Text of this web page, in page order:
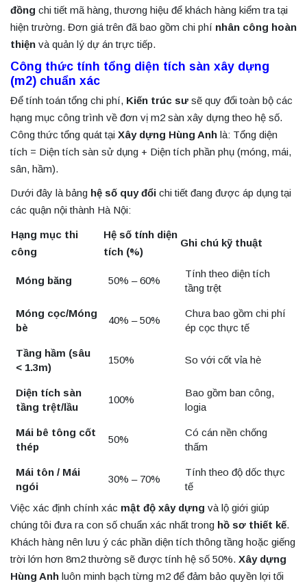
đồng chi tiết mã hàng, thương hiệu để khách hàng kiểm tra tại
hiện trường. Đơn giá trên đã bao gồm chi phí nhân công hoàn
thiện và quản lý dự án trực tiếp.
Công thức tính tổng diện tích sàn xây dựng
(m2) chuẩn xác
Để tính toán tổng chi phí, Kiến trúc sư sẽ quy đổi toàn bộ các
hạng mục công trình về đơn vị m2 sàn xây dựng theo hệ số.
Công thức tổng quát tại Xây dựng Hùng Anh là: Tổng diện
tích = Diện tích sàn sử dụng + Diện tích phần phụ (móng, mái,
sân, hầm).
Dưới đây là bảng hệ số quy đổi chi tiết đang được áp dụng tại
các quận nội thành Hà Nội:
Hạng mục thi
công
Hệ số tính diện
tích (%)
Ghi chú kỹ thuật
Móng băng 50% – 60%
Tính theo diện tích
tầng trệt
Móng cọc/Móng
bè
40% – 50%
Chưa bao gồm chi phí
ép cọc thực tế
Tầng hầm (sâu
< 1.3m)
150% So với cốt vỉa hè
Diện tích sàn
tầng trệt/lầu
100%
Bao gồm ban công,
logia
Mái bê tông cốt
thép
50%
Có cán nền chống
thấm
Mái tôn / Mái
ngói
30% – 70%
Tính theo độ dốc thực
tế
Việc xác định chính xác mật độ xây dựng và lộ giới giúp
chúng tôi đưa ra con số chuẩn xác nhất trong hồ sơ thiết kế.
Khách hàng nên lưu ý các phần diện tích thông tầng hoặc giếng
trời lớn hơn 8m2 thường sẽ được tính hệ số 50%. Xây dựng
Hùng Anh luôn minh bạch từng m2 để đảm bảo quyền lợi tối